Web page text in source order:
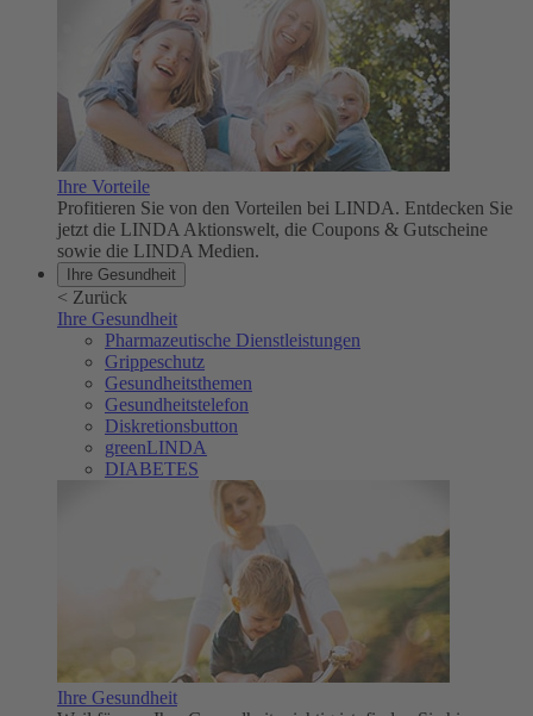
Ihre Vorteile
Profitieren Sie von den Vorteilen bei LINDA. Entdecken Sie
jetzt die LINDA Aktionswelt, die Coupons & Gutscheine
sowie die LINDA Medien.
Ihre Gesundheit
< Zurück
Ihre Gesundheit
Pharmazeutische Dienstleistungen
Grippeschutz
Gesundheitsthemen
Gesundheitstelefon
Diskretionsbutton
greenLINDA
DIABETES
Ihre Gesundheit